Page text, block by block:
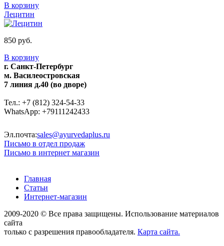
В корзину
Лецитин
850 руб.
В корзину
г. Санкт-Петербург
м. Василеостровская
7 линия д.40 (во дворе)
Тел.: +7 (812) 324-54-33
WhatsApp: +79111242433
Эл.почта:sales@ayurvedaplus.ru
Письмо в отдел продаж
Письмо в интернет магазин
Главная
Статьи
Интернет-магазин
2009-2020 © Все права защищены. Использование материалов
сайта
только с разрешения правообладателя. Карта сайта.